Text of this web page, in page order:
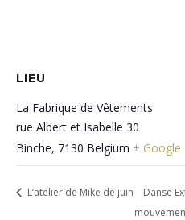
LIEU
La Fabrique de Vêtements
rue Albert et Isabelle 30
Binche, 7130 Belgium + Google
L’atelier de Mike de juin
Danse